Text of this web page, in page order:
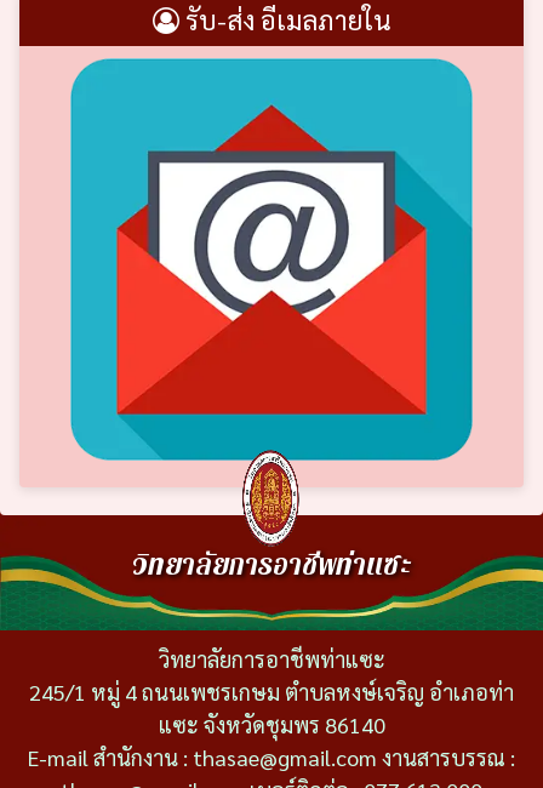
รับ-ส่ง อีเมลภายใน
วิทยาลัยการอาชีพท่าแซะ
วิทยาลัยการอาชีพท่าแซะ
245/1 หมู่ 4 ถนนเพชรเกษม ตำบลหงษ์เจริญ อำเภอท่า
แซะ จังหวัดชุมพร 86140
E-mail สำนักงาน : thasae@gmail.com งานสารบรรณ :